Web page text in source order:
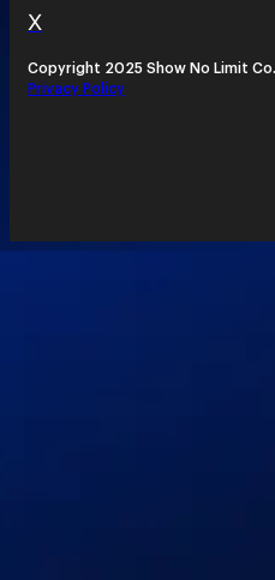
X
Copyright 2025 Show No Limit
Privacy Policy